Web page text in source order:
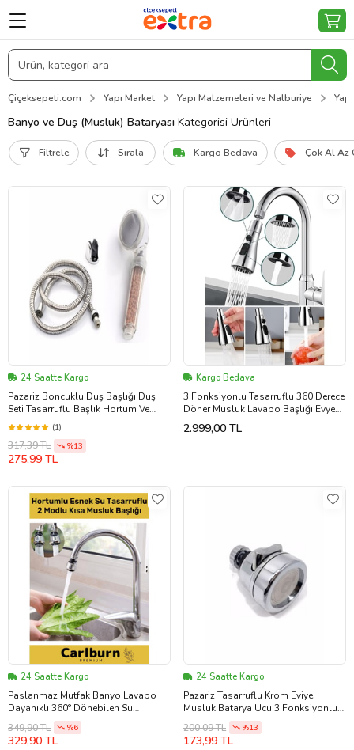
Çiçeksepeti.com Yapı Market Yapı Malzemeleri ve Nalburiye
Banyo ve Duş (Musluk) Bataryası Kategorisi Ürünleri
Filtrele Sırala Kargo Bedava Çok Al Az
24 Saatte Kargo
Pazariz Boncuklu Duş Başlığı Duş
Seti Tasarruflu Başlık Hortum Ve
Askı Aparatı
(1)
317,39 TL %13
275,99 TL
Kargo Bedava
3 Fonksiyonlu Tasarruflu 360 Derece
Döner Musluk Lavabo Başlığı Evye
Mutfak Bataryası Musluk Başlığı
2.999,00 TL
24 Saatte Kargo
Paslanmaz Mutfak Banyo Lavabo
Dayanıklı 360° Dönebilen Su
Tasarruflu 2 Modlu Kısa Musluk
Başlığı
349,90 TL %6
329,90 TL
24 Saatte Kargo
Pazariz Tasarruflu Krom Eviye
Musluk Batarya Ucu 3 Fonksiyonlu
Musluk Başlığı
200,09 TL %13
173,99 TL